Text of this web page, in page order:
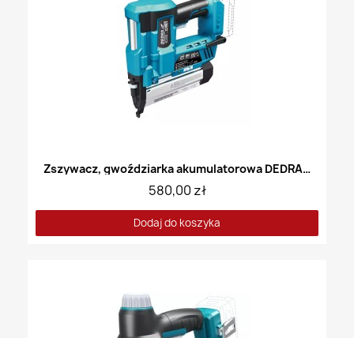
Zszywacz, gwoździarka akumulatorowa DEDRA DED7053
580,00 zł
Dodaj do koszyka